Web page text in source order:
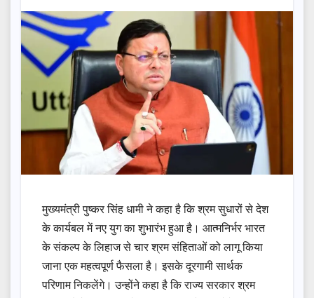
मुख्यमंत्री पुष्कर सिंह धामी ने कहा है कि श्रम सुधारों से देश
के कार्यबल में नए युग का शुभारंभ हुआ है। आत्मनिर्भर भारत
के संकल्प के लिहाज से चार श्रम संहिताओं को लागू किया
जाना एक महत्वपूर्ण फैसला है। इसके दूरगामी सार्थक
परिणाम निकलेंगे। उन्होंने कहा है कि राज्य सरकार श्रम